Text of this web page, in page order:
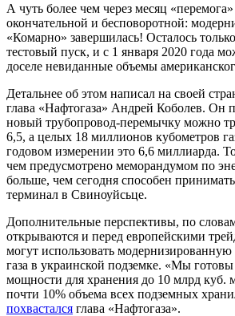
А чуть более чем через месяц
окончательной и бесповоротной:
«Комарно» завершилась! Осталось
тестовый пуск, и с 1 января 2020 года
доселе невиданные объемы
Детальнее об этом написал на своей
глава «Нафтогаза» Андрей Коболев. Он
новый трубопровод-перемычку можно
6,5, а целых 18 миллионов кубометров
годовом измерении это 6,6 миллиарда.
чем предусмотрено меморандумом по
больше, чем сегодня способен
терминал в Свиноуйсьце.
Дополнительные перспективы, по
открываются и перед европейскими
могут использовать модернизированную
газа в украинской подземке. «Мы
мощности для хранения до 10 млрд куб. м
почти 10% объема всех подземных
похвастался глава «Нафтогаза».